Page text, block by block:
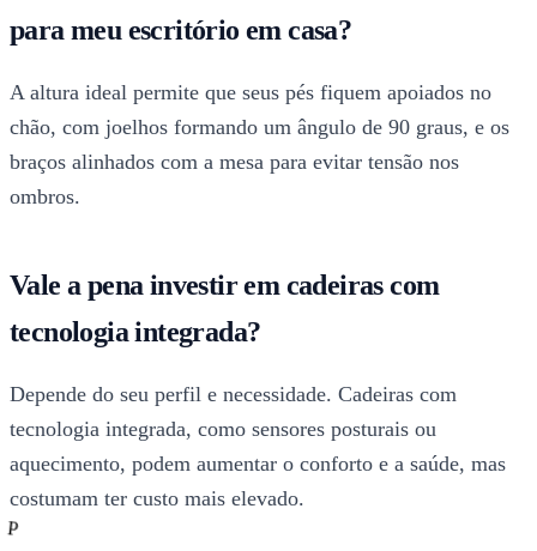
para meu escritório em casa?
A altura ideal permite que seus pés fiquem apoiados no
chão, com joelhos formando um ângulo de 90 graus, e os
braços alinhados com a mesa para evitar tensão nos
ombros.
Vale a pena investir em cadeiras com
tecnologia integrada?
Depende do seu perfil e necessidade. Cadeiras com
tecnologia integrada, como sensores posturais ou
aquecimento, podem aumentar o conforto e a saúde, mas
costumam ter custo mais elevado.